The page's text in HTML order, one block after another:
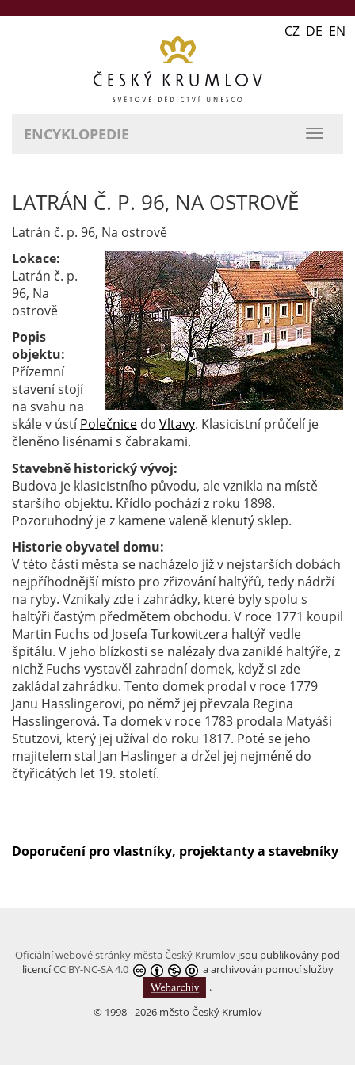
CZ DE EN
ENCYKLOPEDIE
LATRÁN Č. P. 96, NA OSTROVĚ
Latrán č. p. 96, Na ostrově
Lokace:
Latrán č. p.
96, Na
ostrově
Popis
objektu:
Přízemní
stavení stojí
na svahu na
skále v ústíPolečnice do Vltavy. Klasicistní průčelí je
členěno lisénami s čabrakami.
Stavebně historický vývoj:
Budova je klasicistního původu, ale vznikla na místě
staršího objektu. Křídlo pochází z roku 1898.
Pozoruhodný je z kamene valeně klenutý sklep.
Historie obyvatel domu:
V této části města se nacházelo již v nejstarších dobách
nejpříhodnější místo pro zřizování haltýřů, tedy nádrží
na ryby. Vznikaly zde i zahrádky, které byly spolu s
haltýři častým předmětem obchodu. V roce 1771 koupil
Martin Fuchs od Josefa Turkowitzera haltýř vedle
špitálu. V jeho blízkosti se nalézaly dva zaniklé haltýře, z
nichž Fuchs vystavěl zahradní domek, když si zde
zakládal zahrádku. Tento domek prodal v roce 1779
Janu Hasslingerovi, po němž jej převzala Regina
Hasslingerová. Ta domek v roce 1783 prodala Matyáši
Stutzovi, který jej užíval do roku 1817. Poté se jeho
majitelem stal Jan Haslinger a držel jej nejméně do
čtyřicátých let 19. století.
Doporučení pro vlastníky, projektanty a stavebníky
Oficiální webové stránky města Český Krumlov jsou publikovány pod
licencíCC BY-NC-SA 4.0
a archivován pomocí služby
.
© 1998 - 2026 město Český Krumlov